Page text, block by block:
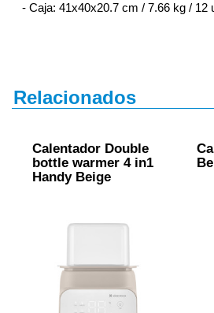
- Caja: 41x40x20.7 cm / 7.66 kg / 12
Relacionados
Calentador Double
bottle warmer 4 in1
Handy Beige